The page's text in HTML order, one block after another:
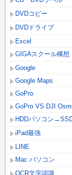
DVDコピー
DVDドライブ
Excel
GIGAスクール構想
Google
Google Maps
GoPro
GoPro VS DJI
HDDパソコン
iPad最強
LINE
Mac パソコン
OCR文字認識